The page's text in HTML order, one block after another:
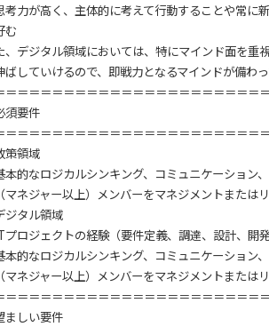
考力が高く、主体的に考えて行動することや常
む
、デジタル領域においては、特にマインド面を重
ばしていけるので、即戦力となるマインドが備わ
＝＝＝＝＝＝＝＝＝＝＝＝＝＝＝＝＝＝＝＝＝＝
要件
＝＝＝＝＝＝＝＝＝＝＝＝＝＝＝＝＝＝＝＝＝＝
領域
本的なロジカルシンキング、コミュニケーション
マネジャー以上）メンバーをマネジメントまたは
タル領域
プロジェクトの経験（要件定義、調達、設計、開
本的なロジカルシンキング、コミュニケーション
マネジャー以上）メンバーをマネジメントまたは
＝＝＝＝＝＝＝＝＝＝＝＝＝＝＝＝＝＝＝＝＝＝
しい要件